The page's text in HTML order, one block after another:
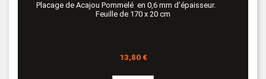
Placage de Acajou Pommelé en 0,6 mm d'épaisseur.
Feuille de 170 x 20 cm
Prix
13,80 €